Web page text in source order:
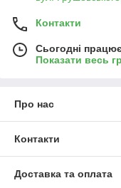
Контакти
Сьогодні
Показати весь
Про нас
Контакти
Доставка та оплата